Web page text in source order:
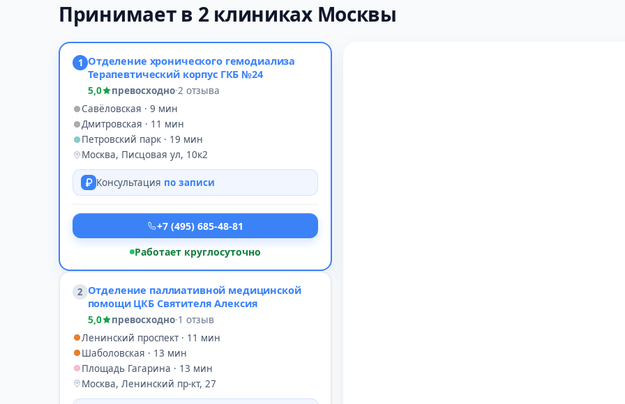
Принимает в 2 клиниках Москвы
1 Отделение хронического гемодиализа
Терапевтический корпус ГКБ №24
5,0 превосходно·2 отзыва
Савёловская · 9 мин
Дмитровская · 11 мин
Петровский парк · 19 мин
Москва, Писцовая ул, 10к2
Консультация по записи
+7 (495) 685-48-81
Работает круглосуточно
2 Отделение паллиативной медицинской
помощи ЦКБ Святителя Алексия
5,0 превосходно·1 отзыв
Ленинский проспект · 11 мин
Шаболовская · 13 мин
Площадь Гагарина · 13 мин
Москва, Ленинский пр-кт, 27